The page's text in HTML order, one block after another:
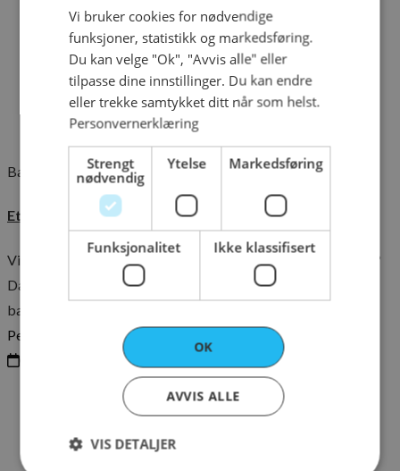
Bakeriet Guider
Et enkelt valg som gjør hele forskjellen
Vil du at julebaksten skal smake sånn som den alltid har gjort?
Da starter det med smør. Ikke snarveier, ikke erstatninger –
bare den ekte varmen som setter tonen for hele desember.
Per Christian Bakken
Vi bruker cookies for nødvendige
funksjoner, statistikk og markedsføring.
Du kan velge "Ok", "Avvis alle" eller
tilpasse dine innstillinger. Du kan endre
eller trekke samtykket ditt når som helst.
Personvernerklæring
Strengt
nødvendig
Ytelse Markedsføring
Funksjonalitet Ikke klassifisert
OK
AVVIS ALLE
VIS DETALJER